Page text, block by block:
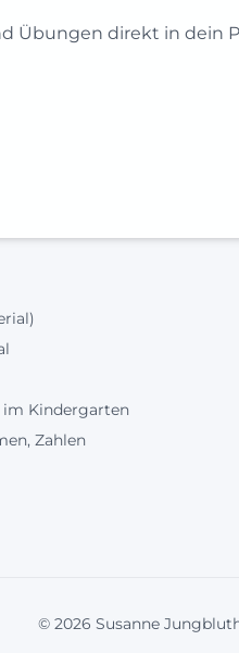
Übungen direkt in dein
im Kindergarten
Zahlen
© 2026 Susanne